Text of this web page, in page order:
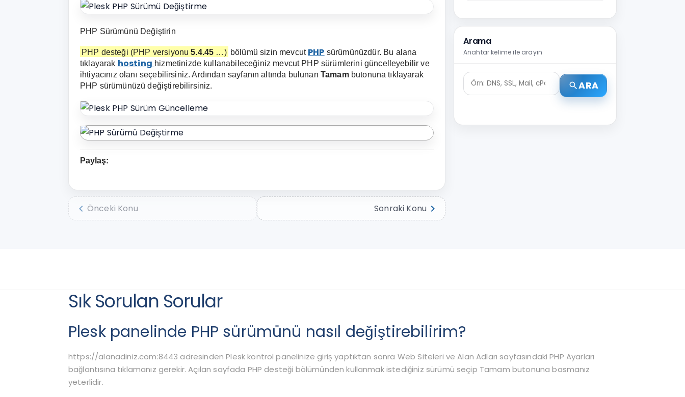
PHP Sürümünü Değiştirin
PHP desteği (PHP versiyonu5.4.45 …) bölümü sizin mevcut PHP sürümünüzdür. Bu alana
tıklayarak hosting hizmetinizde kullanabileceğiniz mevcut PHP sürümlerini güncelleyebilir ve
ihtiyacınız olanı seçebilirsiniz. Ardından sayfanın altında bulunan Tamambutonuna tıklayarak
PHP sürümünüzü değiştirebilirsiniz.
Paylaş:
chevron_left Önceki Konu Sonraki Konu chevron_right
Arama
Anahtar kelime ile arayın
searchARA
Sık Sorulan Sorular
Plesk panelinde PHP sürümünü nasıl değiştirebilirim?
https://alanadiniz.com:8443 adresinden Plesk kontrol panelinize giriş yaptıktan sonra Web Siteleri ve Alan Adları sayfasındaki PHP Ayarları
bağlantısına tıklamanız gerekir. Açılan sayfada PHP desteği bölümünden kullanmak istediğiniz sürümü seçip Tamam butonuna basmanız
yeterlidir.